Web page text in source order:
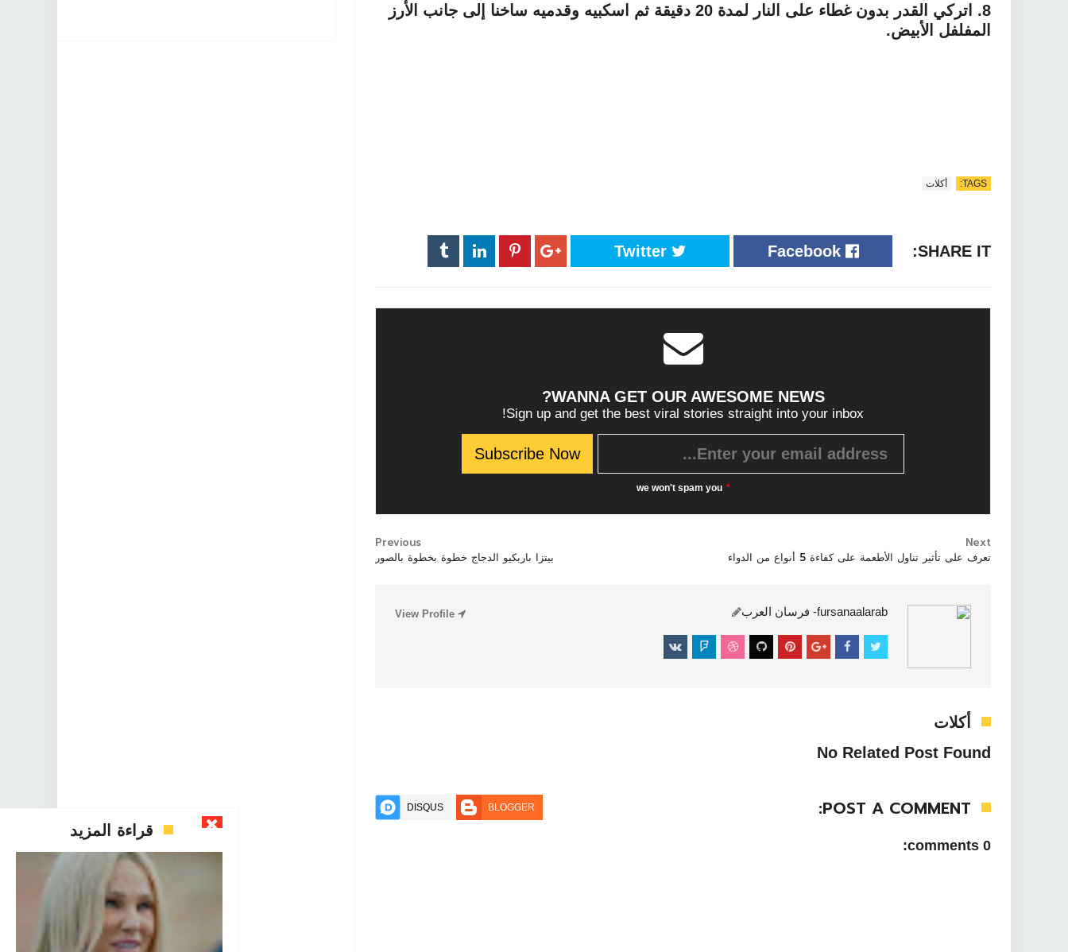
8.
اتركي القدر بدون غطاء على النار لمدة 20 دقيقة ثم اسكبيه وقدميه ساخنا إلى جانب الأرز
المفلفل الأبيض.
TAGS: أكلات
SHARE IT:
Facebook
Twitter
WANNA GET OUR AWESOME NEWS?
Sign up and get the best viral stories straight into your inbox!
*
we won't spam you
Next
تعرف على تأثير تناول الأطعمة على كفاءة 5 أنواع من الدواء
Previous
بيتزا باربكيو الدجاج خطوة بخطوة بالصور
fursanaalarab- فرسان العرب
أكلات
No Related Post Found
POST A COMMENT:
BLOGGER
DISQUS
0 comments:
قراءة المزيد